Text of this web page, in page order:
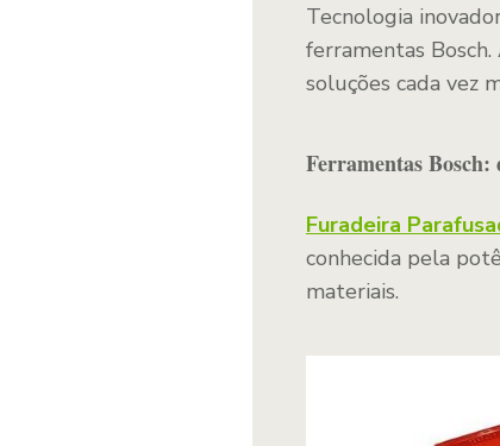
Tecnologia
ferramentas
soluções cada vez
Ferramentas Bosch:
Furadeira
conhecida pela
materiais.